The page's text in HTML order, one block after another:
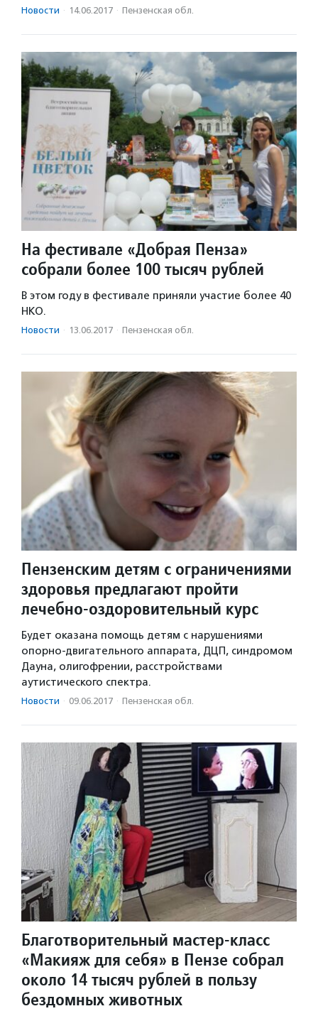
Новости · 14.06.2017 · Пензенская обл.
На фестивале «Добрая Пенза»
собрали более 100 тысяч рублей
В этом году в фестивале приняли участие более 40
НКО.
Новости · 13.06.2017 · Пензенская обл.
Пензенским детям с ограничениями
здоровья предлагают пройти
лечебно-оздоровительный курс
Будет оказана помощь детям с нарушениями
опорно-двигательного аппарата, ДЦП, синдромом
Дауна, олигофрении, расстройствами
аутистического спектра.
Новости · 09.06.2017 · Пензенская обл.
Благотворительный мастер-класс
«Макияж для себя» в Пензе собрал
около 14 тысяч рублей в пользу
бездомных животных